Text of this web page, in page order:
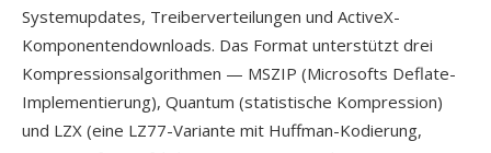
Systemupdates, Treiberverteilungen und ActiveX-
Komponentendownloads. Das Format unterstützt drei
Kompressionsalgorithmen — MSZIP (Microsofts Deflate-
Implementierung), Quantum (statistische Kompression)
und LZX (eine LZ77-Variante mit Huffman-Kodierung,